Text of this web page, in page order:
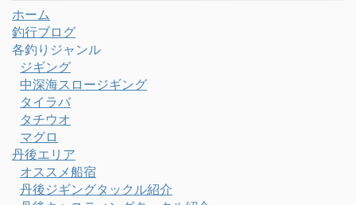
ホーム
釣行ブログ
各釣りジャンル
ジギング
中深海スロージギング
タイラバ
タチウオ
マグロ
丹後エリア
オススメ船宿
丹後ジギングタックル紹介